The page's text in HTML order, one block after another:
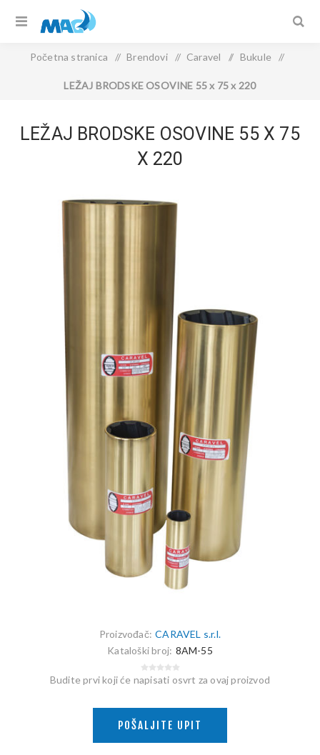
Početna stranica / Brendovi / Caravel / Bukule /
LEŽAJ BRODSKE OSOVINE 55 x 75 x 220
LEŽAJ BRODSKE OSOVINE 55 X 75
X 220
Proizvođač: CARAVEL s.r.l.
Kataloški broj: 8AM-55
Budite prvi koji će napisati osvrt za ovaj proizvod
POŠALJITE UPIT